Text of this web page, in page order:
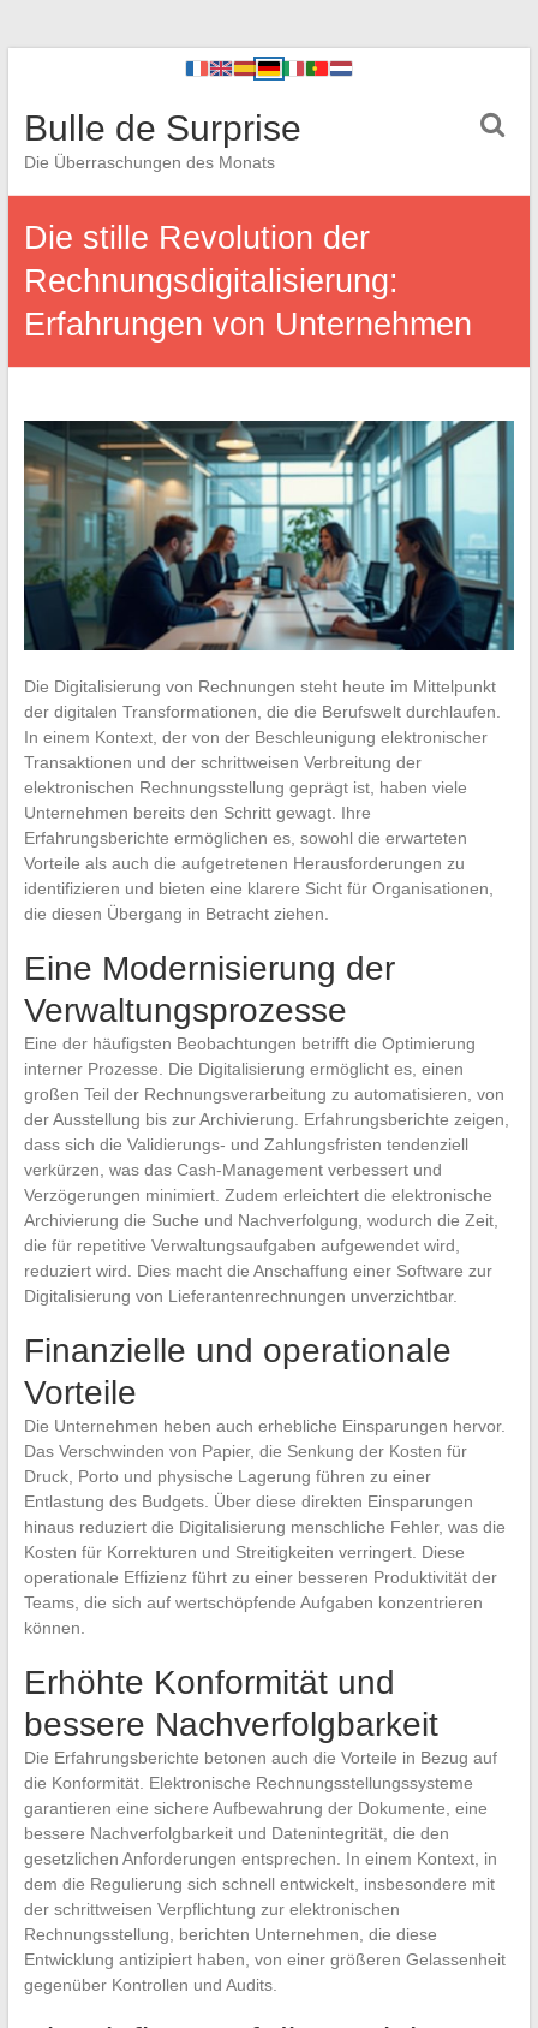
Bulle de Surprise
Die Überraschungen des Monats
Die stille Revolution der
Rechnungsdigitalisierung:
Erfahrungen von Unternehmen
Die Digitalisierung von Rechnungen steht heute im Mittelpunkt
der digitalen Transformationen, die die Berufswelt durchlaufen.
In einem Kontext, der von der Beschleunigung elektronischer
Transaktionen und der schrittweisen Verbreitung der
elektronischen Rechnungsstellung geprägt ist, haben viele
Unternehmen bereits den Schritt gewagt. Ihre
Erfahrungsberichte ermöglichen es, sowohl die erwarteten
Vorteile als auch die aufgetretenen Herausforderungen zu
identifizieren und bieten eine klarere Sicht für Organisationen,
die diesen Übergang in Betracht ziehen.
Eine Modernisierung der
Verwaltungsprozesse
Eine der häufigsten Beobachtungen betrifft die Optimierung
interner Prozesse. Die Digitalisierung ermöglicht es, einen
großen Teil der Rechnungsverarbeitung zu automatisieren, von
der Ausstellung bis zur Archivierung. Erfahrungsberichte zeigen,
dass sich die Validierungs- und Zahlungsfristen tendenziell
verkürzen, was das Cash-Management verbessert und
Verzögerungen minimiert. Zudem erleichtert die elektronische
Archivierung die Suche und Nachverfolgung, wodurch die Zeit,
die für repetitive Verwaltungsaufgaben aufgewendet wird,
reduziert wird. Dies macht die Anschaffung einer Software zur
Digitalisierung von Lieferantenrechnungen unverzichtbar.
Finanzielle und operationale
Vorteile
Die Unternehmen heben auch erhebliche Einsparungen hervor.
Das Verschwinden von Papier, die Senkung der Kosten für
Druck, Porto und physische Lagerung führen zu einer
Entlastung des Budgets. Über diese direkten Einsparungen
hinaus reduziert die Digitalisierung menschliche Fehler, was die
Kosten für Korrekturen und Streitigkeiten verringert. Diese
operationale Effizienz führt zu einer besseren Produktivität der
Teams, die sich auf wertschöpfende Aufgaben konzentrieren
können.
Erhöhte Konformität und
bessere Nachverfolgbarkeit
Die Erfahrungsberichte betonen auch die Vorteile in Bezug auf
die Konformität. Elektronische Rechnungsstellungssysteme
garantieren eine sichere Aufbewahrung der Dokumente, eine
bessere Nachverfolgbarkeit und Datenintegrität, die den
gesetzlichen Anforderungen entsprechen. In einem Kontext, in
dem die Regulierung sich schnell entwickelt, insbesondere mit
der schrittweisen Verpflichtung zur elektronischen
Rechnungsstellung, berichten Unternehmen, die diese
Entwicklung antizipiert haben, von einer größeren Gelassenheit
gegenüber Kontrollen und Audits.